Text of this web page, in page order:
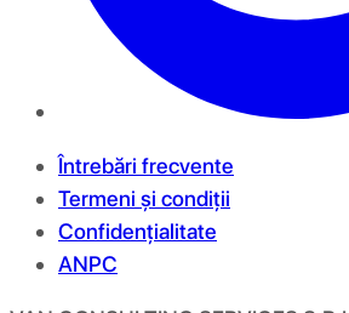
Întrebări frecvente
Termeni și condiții
Confidențialitate
ANPC